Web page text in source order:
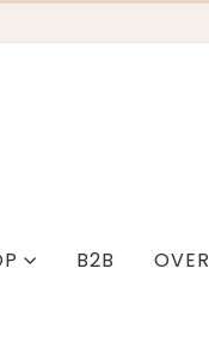
B2B OVER